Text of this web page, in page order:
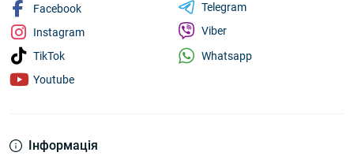
Інформація
Facebook
Instagram
TikTok
Youtube
Telegram
Viber
Whatsapp